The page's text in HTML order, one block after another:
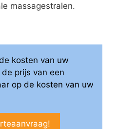
massagestralen.
kosten van uw
prijs van een
op de kosten van uw